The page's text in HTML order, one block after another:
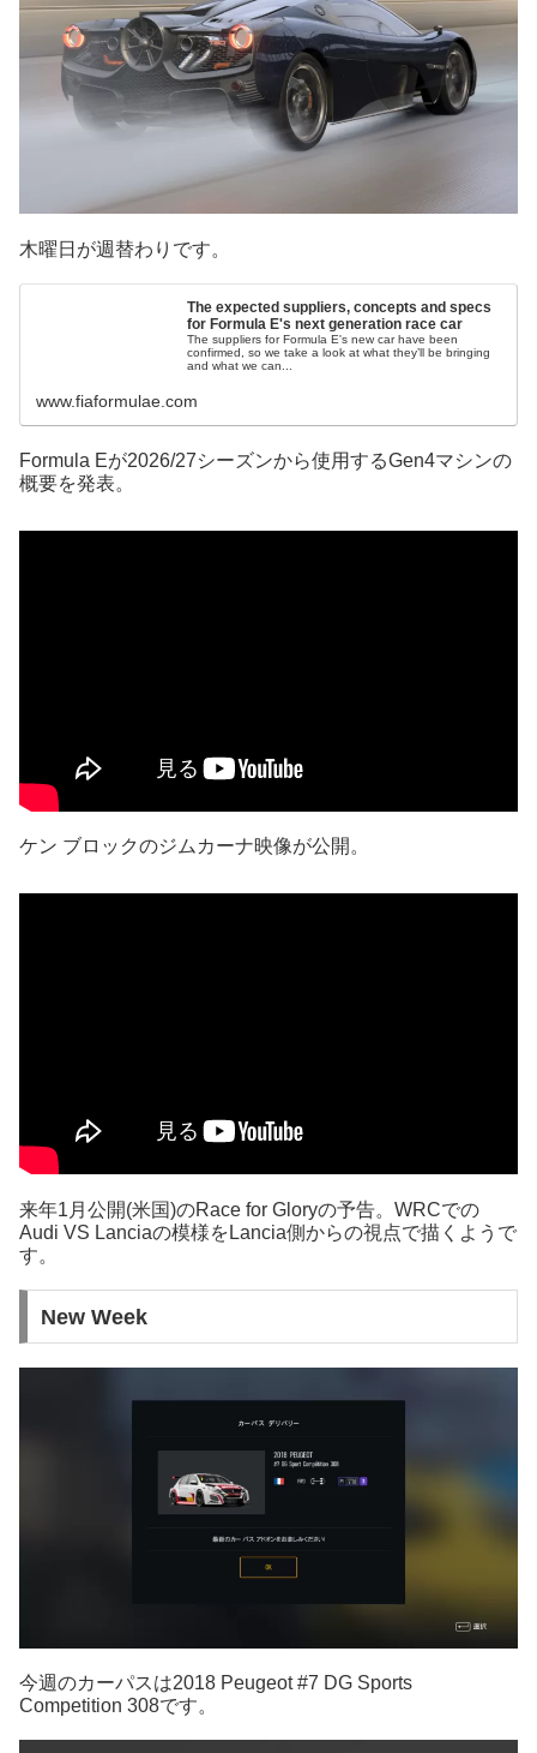
木曜日が週替わりです。
The expected suppliers, concepts and specs
for Formula E's next generation race car
The suppliers for Formula E's new car have been
confirmed, so we take a look at what they’ll be bringing
and what we can...
www.fiaformulae.com
Formula Eが2026/27シーズンから使用するGen4マシンの
概要を発表。
ケン ブロックのジムカーナ映像が公開。
来年1月公開(米国)のRace for Gloryの予告。WRCでの
Audi VS Lanciaの模様をLancia側からの視点で描くようで
す。
New Week
今週のカーパスは2018 Peugeot #7 DG Sports
Competition 308です。